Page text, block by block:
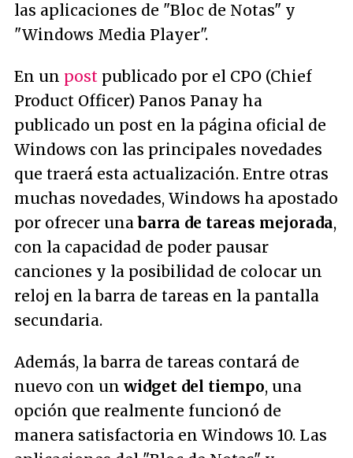
las aplicaciones de "Bloc de Notas" y
"Windows Media Player".
En un post publicado por el CPO (Chief
Product Officer) Panos Panay ha
publicado un post en la página oficial de
Windows con las principales novedades
que traerá esta actualización. Entre otras
muchas novedades, Windows ha apostado
por ofrecer unabarra de tareas mejorada,
con la capacidad de poder pausar
canciones y la posibilidad de colocar un
reloj en la barra de tareas en la pantalla
secundaria.
Además, la barra de tareas contará de
nuevo con un widget del tiempo, una
opción que realmente funcionó de
manera satisfactoria en Windows 10. Las